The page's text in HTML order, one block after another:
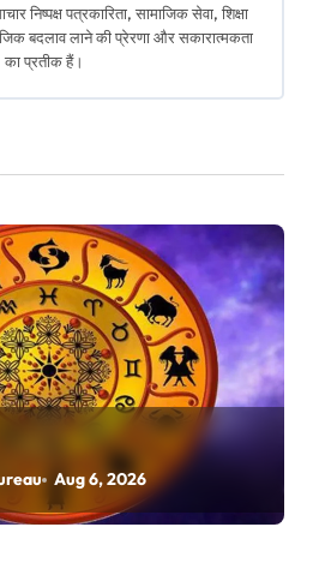
निष्पक्ष पत्रकारिता, सामाजिक सेवा, शिक्षा
बदलाव लाने की प्रेरणा और सकारात्मकता
का प्रतीक हैं।
Aug 6, 2026